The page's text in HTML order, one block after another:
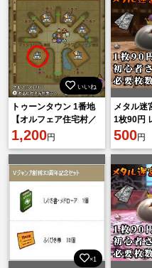
いいね
トゥーンタウン 1番地
【オルフェア住宅村／
土地】 ドラクエ10
1,200円
メタル迷
1枚90円
タペア メ
500円
×1